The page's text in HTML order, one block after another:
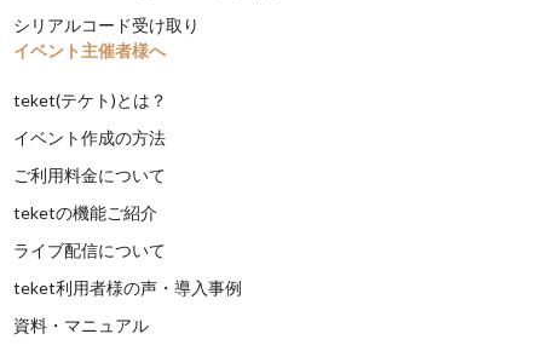
シリアルコード受け取り
イベント主催者様へ
teket(テケト)とは？
イベント作成の方法
ご利用料金について
teketの機能ご紹介
ライブ配信について
teket利用者様の声・導入事例
資料・マニュアル